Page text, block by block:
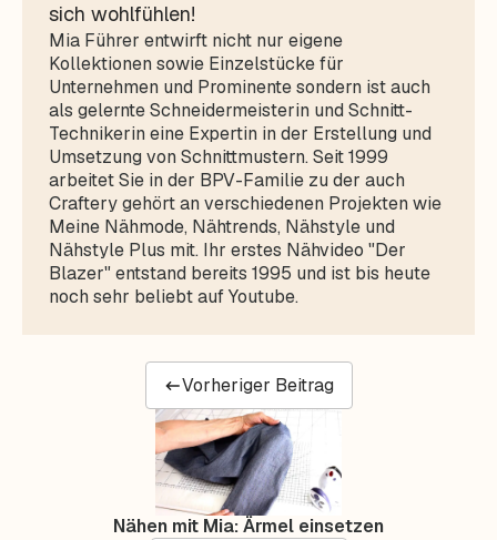
sich wohlfühlen!
Mia Führer entwirft nicht nur eigene
Kollektionen sowie Einzelstücke für
Unternehmen und Prominente sondern ist auch
als gelernte Schneidermeisterin und Schnitt-
Technikerin eine Expertin in der Erstellung und
Umsetzung von Schnittmustern. Seit 1999
arbeitet Sie in der BPV-Familie zu der auch
Craftery gehört an verschiedenen Projekten wie
Meine Nähmode, Nähtrends, Nähstyle und
Nähstyle Plus mit. Ihr erstes Nähvideo "Der
Blazer" entstand bereits 1995 und ist bis heute
noch sehr beliebt auf Youtube.
Vorheriger Beitrag
Nähen mit Mia: Ärmel einsetzen